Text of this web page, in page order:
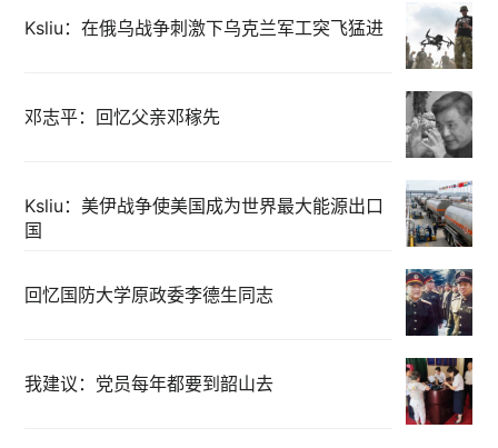
Ksliu：在俄乌战争刺激下乌克兰军工突飞猛进
邓志平：回忆父亲邓稼先
Ksliu：美伊战争使美国成为世界最大能源出口
国
回忆国防大学原政委李德生同志
我建议：党员每年都要到韶山去